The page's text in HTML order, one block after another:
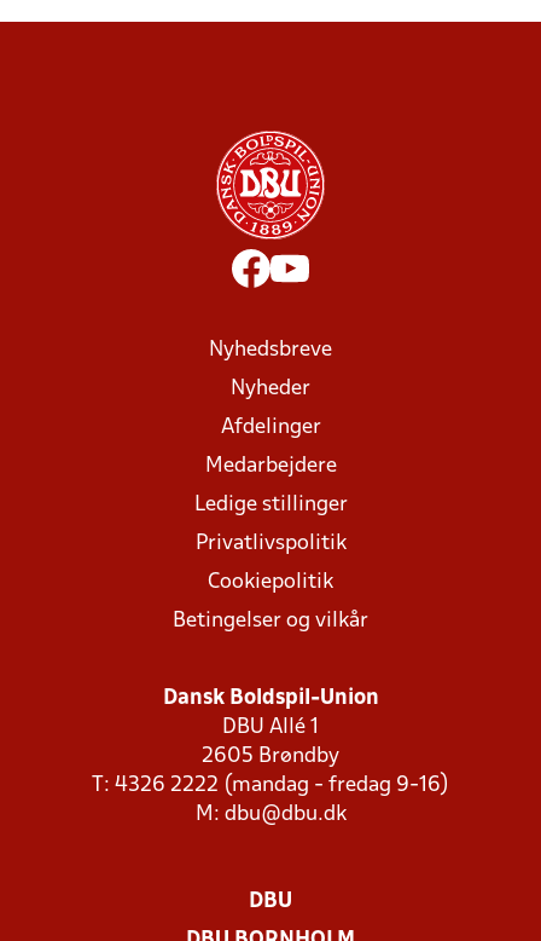
Nyhedsbreve
Nyheder
Afdelinger
Medarbejdere
Ledige stillinger
Privatlivspolitik
Cookiepolitik
Betingelser og vilkår
Dansk Boldspil-Union
DBU Allé 1
2605 Brøndby
T: 4326 2222 (mandag - fredag 9-16)
M: dbu@dbu.dk
DBU